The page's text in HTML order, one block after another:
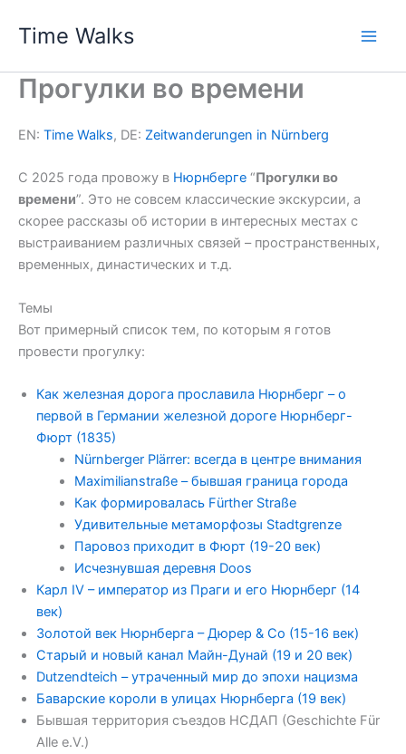
Time Walks
Прогулки во времени
EN: Time Walks, DE: Zeitwanderungen in Nürnberg
С 2025 года провожу в Нюрнберге “Прогулки во
времени”. Это не совсем классические экскурсии, а
скорее рассказы об истории в интересных местах с
выстраиванием различных связей – пространственных,
временных, династических и т.д.
Темы
Вот примерный список тем, по которым я готов
провести прогулку:
Как железная дорога прославила Нюрнберг – о
первой в Германии железной дороге Нюрнберг-
Фюрт (1835)
Nürnberger Plärrer: всегда в центре внимания
Maximilianstraße – бывшая граница города
Как формировалась Fürther Straße
Удивительные метаморфозы Stadtgrenze
Паровоз приходит в Фюрт (19-20 век)
Исчезнувшая деревня Doos
Карл IV – император из Праги и его Нюрнберг (14
век)
Золотой век Нюрнберга – Дюрер & Co (15-16 век)
Старый и новый канал Майн-Дунай (19 и 20 век)
Dutzendteich – утраченный мир до эпохи нацизма
Баварские короли в улицах Нюрнберга (19 век)
Бывшая территория съездов НСДАП (Geschichte Für
Alle e.V.)